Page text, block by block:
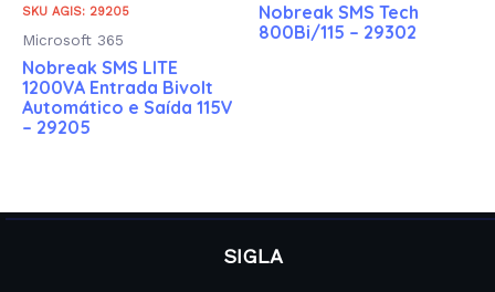
SKU AGIS: 29205
Microsoft 365
Nobreak SMS LITE
1200VA Entrada Bivolt
Automático e Saída 115V
– 29205
Nobreak SMS Tech
800Bi/115 – 29302
SIGLA